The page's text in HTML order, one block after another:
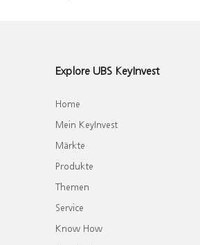
Explore UBS KeyInvest
Home
Mein KeyInvest
Märkte
Produkte
Themen
Service
Know How